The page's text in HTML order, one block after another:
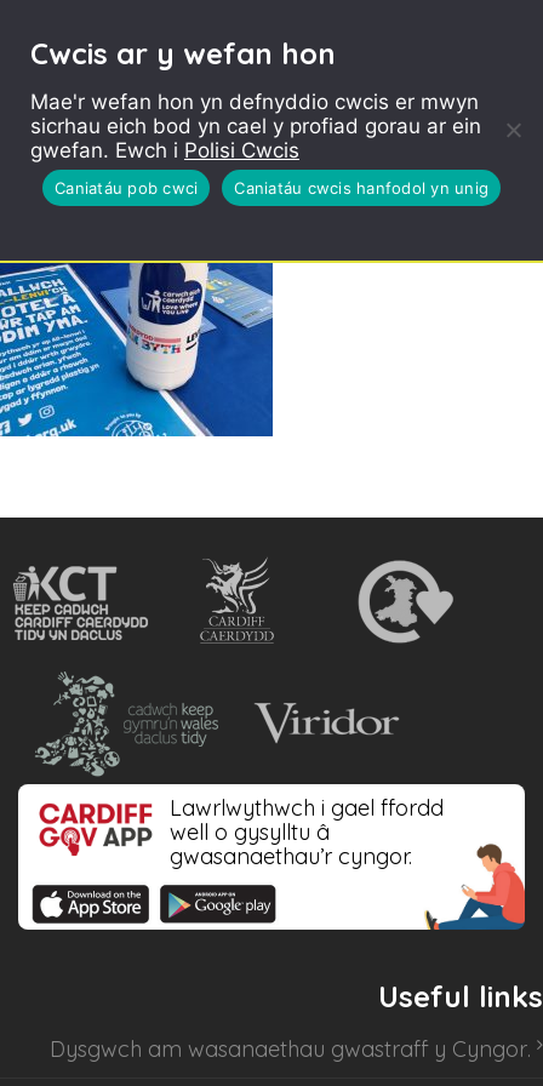
Lawrlwythwch i gael ffordd
well o gysylltu â
gwasanaethau’r cyngor.
Useful links
Dysgwch am wasanaethau gwastraff y Cyngor.
Cwcis ar y wefan hon
Mae'r wefan hon yn defnyddio cwcis er mwyn
sicrhau eich bod yn cael y profiad gorau ar ein
gwefan. Ewch i Polisi Cwcis
Caniatáu pob cwci Caniatáu cwcis hanfodol yn unig